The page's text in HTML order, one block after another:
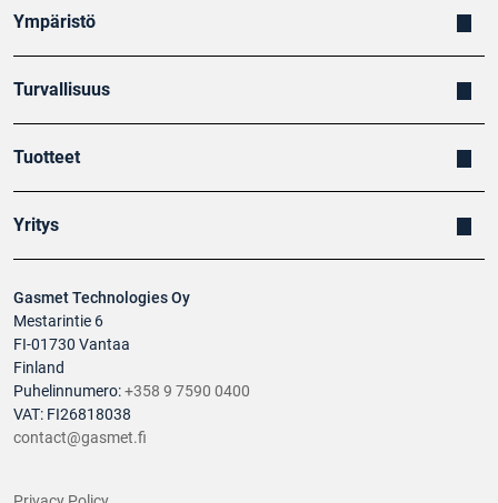
Gasmet Technologies Oy
Mestarintie 6
FI-01730 Vantaa
Finland
Puhelinnumero:+358 9 7590 0400
VAT: FI26818038
contact@gasmet.fi
Ympäristö
Turvallisuus
Tuotteet
Yritys